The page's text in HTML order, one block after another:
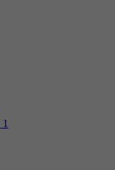
1